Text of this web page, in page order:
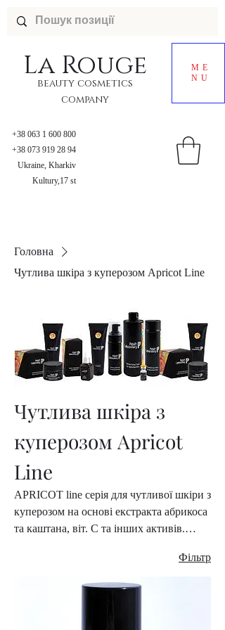
ME
NU
LaRouge
beauty cosmetics
company
+38 063 1 600 800
+38 073 919 28 94
Ukraine, Kharkiv
Kultury,17 st
Головна
Чутлива шкіра з куперозом Apricot Line
Чутлива шкіра з
куперозом Apricot
Line
APRICOT line серія для чутливої шкіри з
куперозом на основі екстракта абрикоса
та каштана, віт. С та інших активів.
покращує мікроциркуляцію, запобігає
Фільтр